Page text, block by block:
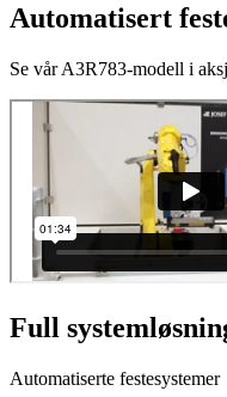
Automatisert
Se vår A3R783-modell i
Full
Automatiserte festesystemer